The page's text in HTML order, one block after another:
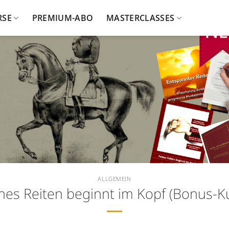
PREMIUM-ABO MASTERCLASSES
ALLGEMEIN
Reiten beginnt im Kopf (Bonus-